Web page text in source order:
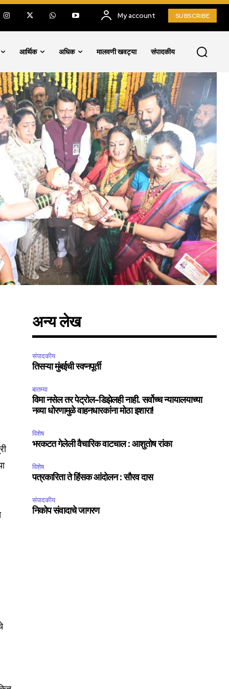
My account SUBSCRIBE
आर्थिक अधिक मालवणी खवट्या संपादकीय
अन्य लेख
संपादकीय
तिसऱ्या मुंबईची स्वप्नपूर्ती
बातम्या
विमा नसेल तर पेट्रोल-डिझेलही नाही. सर्वोच्च न्यायालयाच्या
नव्या धोरणामुळे वाहनधारकांना मोठा इशारा!
विशेष
भरकटत गेलेली वैचारिक वाटचाल : आशुतोष रांका
विशेष
पत्रकारिता ते हिंसक आंदोलन : सौरव दास
संपादकीय
निकोप संवादाचे जागरण